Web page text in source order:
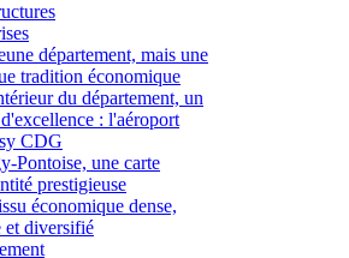
département, mais une
tradition économique
du département, un
: l'aéroport
CDG
Pontoise, une carte
prestigieuse
économique dense,
et diversifié